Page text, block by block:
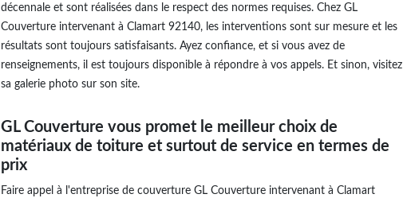
décennale et sont réalisées dans le respect des normes requises. Chez GL
Couverture intervenant à Clamart 92140, les interventions sont sur mesure et les
résultats sont toujours satisfaisants. Ayez confiance, et si vous avez de
renseignements, il est toujours disponible à répondre à vos appels. Et sinon, visitez
sa galerie photo sur son site.
GL Couverture vous promet le meilleur choix de
matériaux de toiture et surtout de service en termes de
prix
Faire appel à l'entreprise de couverture GL Couverture intervenant à Clamart